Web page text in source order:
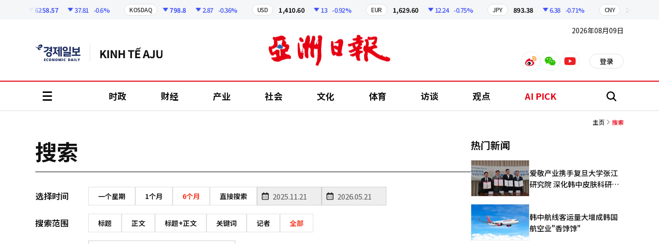
6258.57 37.81 -0.6% KOSDAQ 798.8 2.87 -0.36% USD 1,410.60 13 -0.92% EUR 1,629.60 12.24 -0.75% JPY 893.38 6.38 -0.71% CNY 209.17
2026年08月09日
weiboweixinyoutube 登录
时政 财经 产业 社会 文化 体育 访谈 观点 AI PICK 搜
主页 搜索
搜索
选择时间 一个星期 1个月 6个月 直接搜索
搜索范围 标题 正文 标题+正文 关键词 记者 全部
热门新闻
爱敬产业携手复旦大学张江
研究院 深化韩中皮肤科研合
韩中航线客运量大增成韩国
航空业"香饽饽"